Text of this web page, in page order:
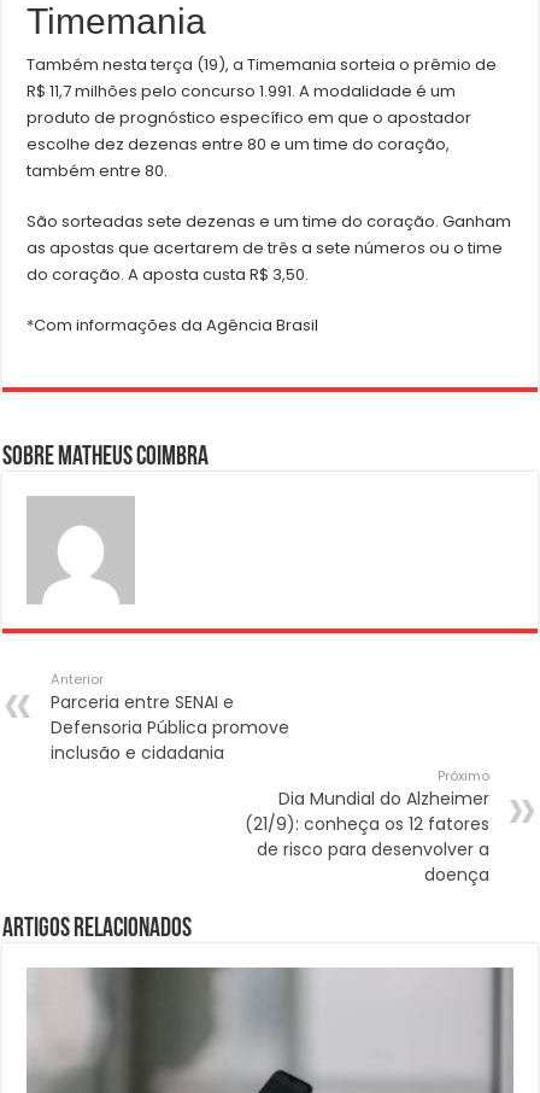
Timemania
Também nesta terça (19), a Timemania sorteia o prêmio de
R$ 11,7 milhões pelo concurso 1.991. A modalidade é um
produto de prognóstico específico em que o apostador
escolhe dez dezenas entre 80 e um time do coração,
também entre 80.
São sorteadas sete dezenas e um time do coração. Ganham
as apostas que acertarem de três a sete números ou o time
do coração. A aposta custa R$ 3,50.
*Com informações da Agência Brasil
Sobre Matheus Coimbra
Anterior
Parceria entre SENAI e
Defensoria Pública promove
inclusão e cidadania
Próximo
Dia Mundial do Alzheimer
(21/9): conheça os 12 fatores
de risco para desenvolver a
doença
Artigos Relacionados